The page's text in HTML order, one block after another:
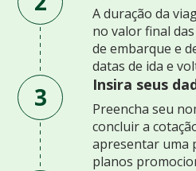
A duração da
no valor final
de embarque e
datas de ida e
3 Insira seus
Preencha seu
concluir a
apresentar uma
planos